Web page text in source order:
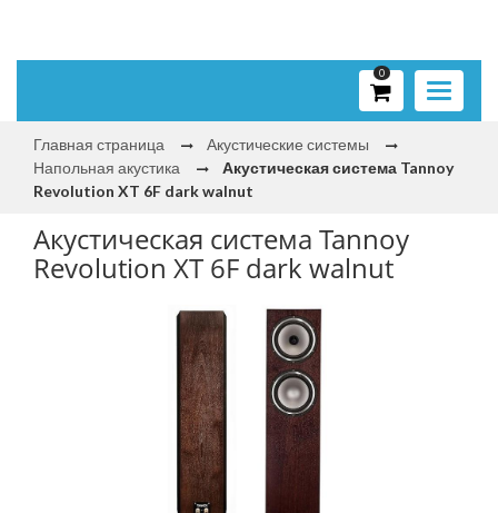
Toggle
0
Главная страница
Акустические системы
Напольная акустика
Акустическая система Tannoy
Revolution XT 6F dark walnut
Акустическая система Tannoy
Revolution XT 6F dark walnut